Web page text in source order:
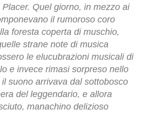
Quel giorno, in mezzo ai
il rumoroso coro
foresta coperta di muschio,
strane note di musica
le elucubrazioni musicali di
e invece rimasi sorpreso nello
suono arrivava dal sottobosco
del leggendario, e allora
manachino delizioso